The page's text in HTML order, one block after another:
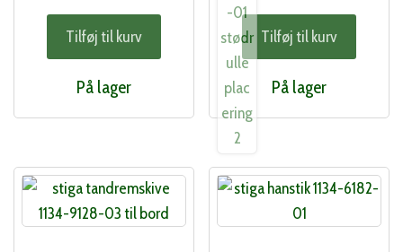
Tilføj til kurv
På lager
Tilføj til kurv
På lager